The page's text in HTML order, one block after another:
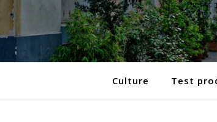
Culture Test